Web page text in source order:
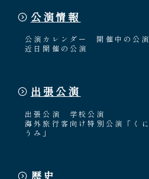
公演情報
公演カレンダー
開催中の公演
近日開催の公演
出張公演
出張公演
学校公演
海外旅行客向け特別公演「くに
うみ」
歴史